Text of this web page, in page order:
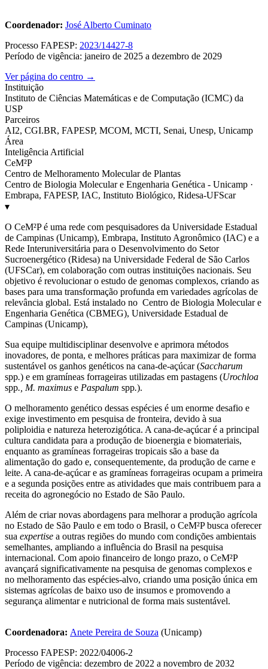
Coordenador: José Alberto Cuminato
Processo FAPESP: 2023/14427-8
Período de vigência: janeiro de 2025 a dezembro de 2029
Ver página do centro →
Instituição
Instituto de Ciências Matemáticas e de Computação (ICMC) da
USP
Parceiros
AI2, CGI.BR, FAPESP, MCOM, MCTI, Senai, Unesp, Unicamp
Área
Inteligência Artificial
CeM²P
Centro de Melhoramento Molecular de Plantas
Centro de Biologia Molecular e Engenharia Genética - Unicamp ·
Embrapa, FAPESP, IAC, Instituto Biológico, Ridesa-UFScar
▾
O CeM²P é uma rede com pesquisadores da Universidade Estadual
de Campinas (Unicamp), Embrapa, Instituto Agronômico (IAC) e a
Rede Interuniversitária para o Desenvolvimento do Setor
Sucroenergético (Ridesa) na Universidade Federal de São Carlos
(UFSCar), em colaboração com outras instituições nacionais. Seu
objetivo é revolucionar o estudo de genomas complexos, criando as
bases para uma transformação profunda em variedades agrícolas de
relevância global. Está instalado no Centro de Biologia Molecular e
Engenharia Genética (CBMEG), Universidade Estadual de
Campinas (Unicamp),
Sua equipe multidisciplinar desenvolve e aprimora métodos
inovadores, de ponta, e melhores práticas para maximizar de forma
sustentável os ganhos genéticos na cana-de-açúcar (Saccharum
spp.) e em gramíneas forrageiras utilizadas em pastagens (Urochloa
spp., M. maximus e Paspalum spp.).
O melhoramento genético dessas espécies é um enorme desafio e
exige investimento em pesquisa de fronteira, devido à sua
poliploidia e natureza heterozigótica. A cana-de-açúcar é a principal
cultura candidata para a produção de bioenergia e biomateriais,
enquanto as gramíneas forrageiras tropicais são a base da
alimentação do gado e, consequentemente, da produção de carne e
leite. A cana-de-açúcar e as gramíneas forrageiras ocupam a primeira
e a segunda posições entre as atividades que mais contribuem para a
receita do agronegócio no Estado de São Paulo.
Além de criar novas abordagens para melhorar a produção agrícola
no Estado de São Paulo e em todo o Brasil, o CeM²P busca oferecer
sua expertise a outras regiões do mundo com condições ambientais
semelhantes, ampliando a influência do Brasil na pesquisa
internacional. Com apoio financeiro de longo prazo, o CeM²P
avançará significativamente na pesquisa de genomas complexos e
no melhoramento das espécies-alvo, criando uma posição única em
sistemas agrícolas de baixo uso de insumos e promovendo a
segurança alimentar e nutricional de forma mais sustentável.
Coordenadora: Anete Pereira de Souza (Unicamp)
Processo FAPESP: 2022/04006-2
Período de vigência: dezembro de 2022 a novembro de 2032